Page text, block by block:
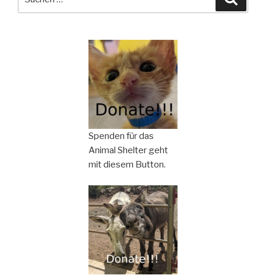
nach:
Spenden für das
Animal Shelter geht
mit diesem Button.